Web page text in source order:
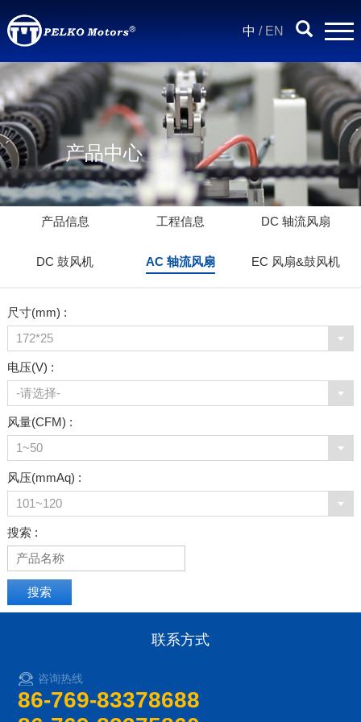
中 / EN
产品中心
产品信息 工程信息 DC 轴流风扇
DC 鼓风机 AC 轴流风扇 EC 风扇&鼓风机
尺寸(mm) :
172*25
电压(V) :
-请选择-
风量(CFM) :
1~50
风压(mmAq) :
101~120
搜索 :
联系方式
咨询热线
86-769-83378688